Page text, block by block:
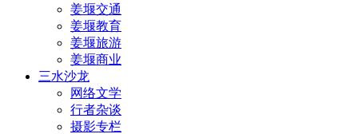
姜堰交通
姜堰教育
姜堰旅游
姜堰商业
三水沙龙
网络文学
行者杂谈
摄影专栏